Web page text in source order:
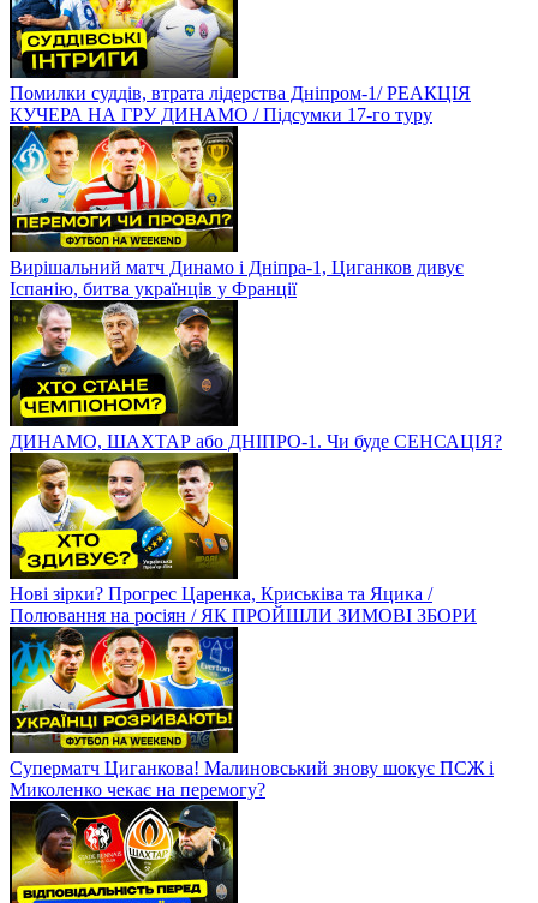
Помилки суддів, втрата лідерства Дніпром-1/ РЕАКЦІЯ
КУЧЕРА НА ГРУ ДИНАМО / Підсумки 17-го туру
Вирішальний матч Динамо і Дніпра-1, Циганков дивує
Іспанію, битва українців у Франції
ДИНАМО, ШАХТАР або ДНІПРО-1. Чи буде СЕНСАЦІЯ?
Нові зірки? Прогрес Царенка, Криськіва та Яцика /
Полювання на росіян / ЯК ПРОЙШЛИ ЗИМОВІ ЗБОРИ
Суперматч Циганкова! Малиновський знову шокує ПСЖ і
Миколенко чекає на перемогу?